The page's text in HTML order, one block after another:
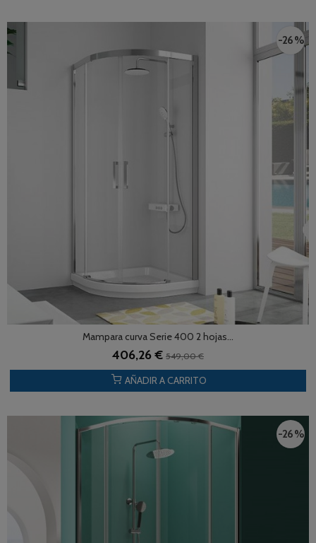
-26 %
Mampara curva Serie 400 2 hojas...
406,26 € 549,00 €
AÑADIR A CARRITO
-26 %